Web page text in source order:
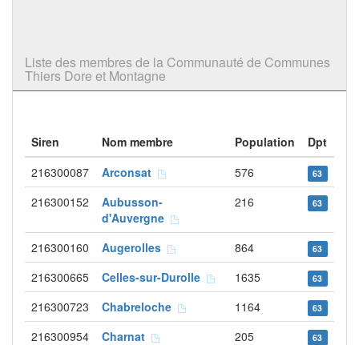
Liste des membres de la Communauté de Communes
Thiers Dore et Montagne
Siren Nom membre Population
Dpt
216300087
Arconsat 576 63
216300152
Aubusson-
d'Auvergne
216 63
216300160 Augerolles 864 63
216300665 Celles-sur-Durolle 1635 63
216300723 Chabreloche 1164 63
216300954 Charnat 205 63